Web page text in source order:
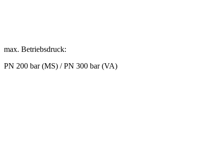
max. Betriebsdruck:
PN 200 bar (MS) / PN 300 bar (VA)